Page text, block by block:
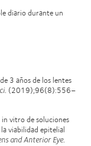
diario durante un
3 años de los lentes
(2019);96(8):556–
vitro de soluciones
viabilidad epitelial
and Anterior Eye.